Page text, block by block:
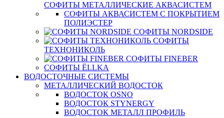
СОФИТЫ МЕТАЛЛИЧЕСКИЕ АКВАСИСТЕМ
СОФИТЫ АКВАСИСТЕМ С ПОКРЫТИЕМ
ПОЛИЭСТЕР
СОФИТЫ NORDSIDE
СОФИТЫ
ТЕХНОНИКОЛЬ
СОФИТЫ FINEBER
СОФИТЫ ЁLLKA
ВОДОСТОЧНЫЕ СИСТЕМЫ
МЕТАЛЛИЧЕСКИЙ ВОДОСТОК
ВОДОСТОК OSNO
ВОДОСТОК STYNERGY
ВОДОСТОК МЕТАЛЛ ПРОФИЛЬ